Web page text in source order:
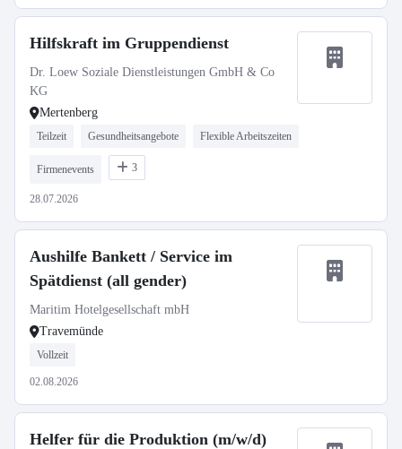
Hilfskraft im Gruppendienst
Dr. Loew Soziale Dienstleistungen GmbH & Co
KG
Mertenberg
Teilzeit Gesundheitsangebote Flexible Arbeitszeiten
Firmenevents 3
28.07.2026
Aushilfe Bankett / Service im
Spätdienst (all gender)
Maritim Hotelgesellschaft mbH
Travemünde
Vollzeit
02.08.2026
Helfer für die Produktion (m/w/d)